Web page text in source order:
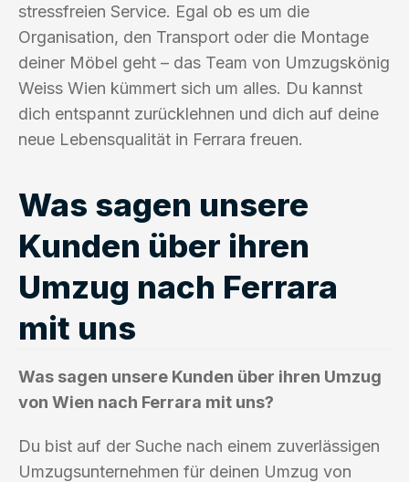
stressfreien Service. Egal ob es um die
Organisation, den Transport oder die Montage
deiner Möbel geht – das Team von Umzugskönig
Weiss Wien kümmert sich um alles. Du kannst
dich entspannt zurücklehnen und dich auf deine
neue Lebensqualität in Ferrara freuen.
Was sagen unsere
Kunden über ihren
Umzug nach Ferrara
mit uns
Was sagen unsere Kunden über ihren Umzug
von Wien nach Ferrara mit uns?
Du bist auf der Suche nach einem zuverlässigen
Umzugsunternehmen für deinen Umzug von